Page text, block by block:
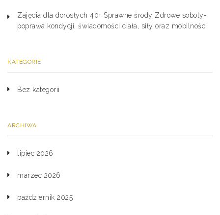
Zajęcia dla dorosłych 40+ Sprawne środy Zdrowe soboty-
poprawa kondycji, świadomości ciała, siły oraz mobilności
KATEGORIE
Bez kategorii
ARCHIWA
lipiec 2026
marzec 2026
październik 2025